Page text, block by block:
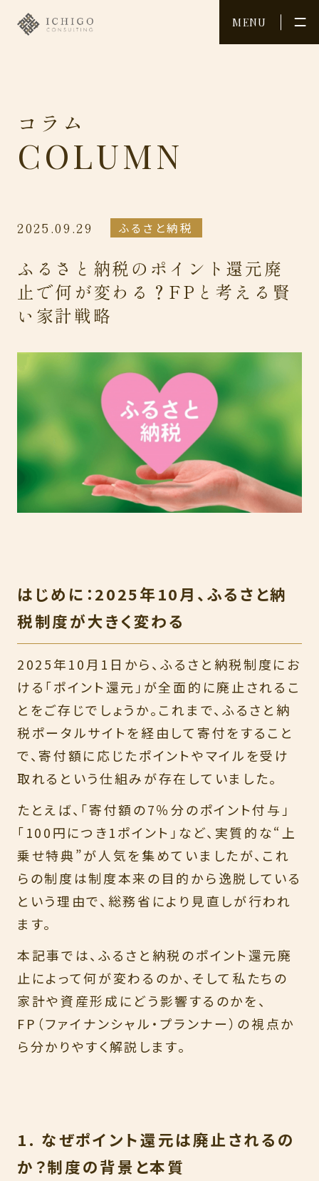
MENU
TOP
トップ
SERVICE
CONSULTING
企業向け
COLUMN
コラム
COMPANY
会社概要
RECRUIT
採用情報
MEMBER
LIFE PLAN
ライフプラン
The Ichigo Times
ご契約者様
専用ページ
LINEでのご相談はこちらから
コ ラ ム
COLUMN
2025.09.29 ふるさと納税
ふるさと納税のポイント還元廃
止で何が変わる？FPと考える賢
い家計戦略
はじめに：2025年10月、ふるさと納
税制度が大きく変わる
2025年10月1日から、ふるさと納税制度にお
ける「ポイント還元」が全面的に廃止されるこ
とをご存じでしょうか。これまで、ふるさと納
税ポータルサイトを経由して寄付をすること
で、寄付額に応じたポイントやマイルを受け
取れるという仕組みが存在していました。
たとえば、「寄付額の7％分のポイント付与」
「100円につき1ポイント」など、実質的な“上
乗せ特典”が人気を集めていましたが、これ
らの制度は制度本来の目的から逸脱している
という理由で、総務省により見直しが行われ
ます。
本記事では、ふるさと納税のポイント還元廃
止によって何が変わるのか、そして私たちの
家計や資産形成にどう影響するのかを、
FP（ファイナンシャル・プランナー）の視点か
ら分かりやすく解説します。
1. なぜポイント還元は廃止されるの
か？制度の背景と本質